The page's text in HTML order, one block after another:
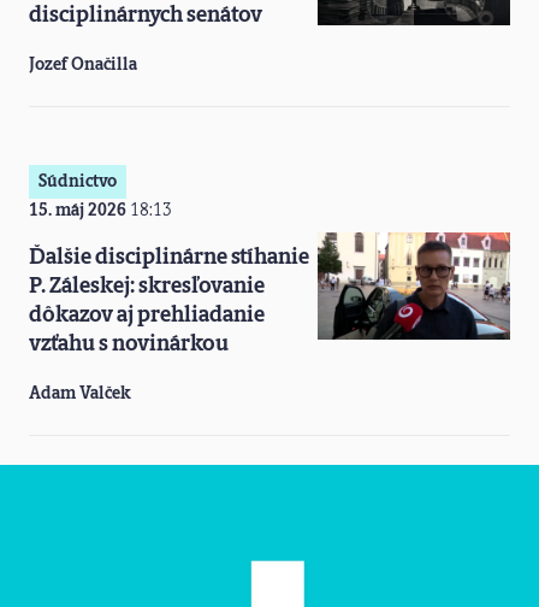
disciplinárnych senátov
Jozef Onačilla
Súdnictvo
15. máj 2026 18:13
Ďalšie disciplinárne stíhanie
P. Záleskej: skresľovanie
dôkazov aj prehliadanie
vzťahu s novinárkou
Adam Valček